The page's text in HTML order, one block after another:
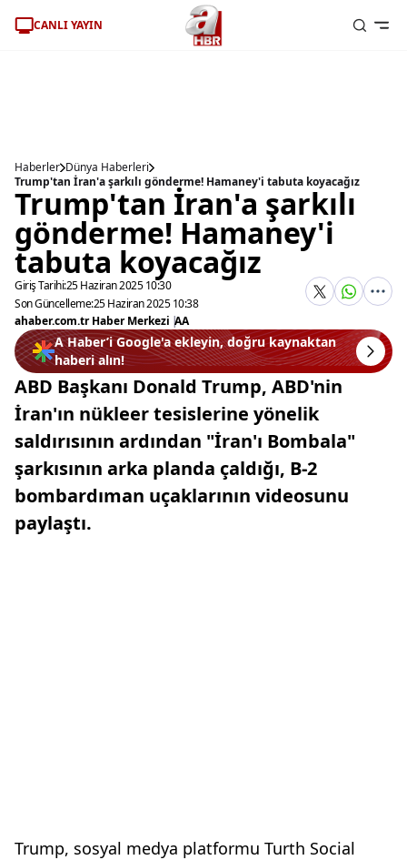
CANLI YAYIN
Haberler Dünya Haberleri
Trump'tan İran'a şarkılı gönderme! Hamaney'i tabuta koyacağız
Trump'tan İran'a şarkılı
gönderme! Hamaney'i
tabuta koyacağız
Giriş Tarihi:25 Haziran 2025 10:30
Son Güncelleme:25 Haziran 2025 10:38
ahaber.com.tr Haber Merkezi |AA
A Haber’i Google'a ekleyin, doğru kaynaktan
haberi alın!
ABD Başkanı Donald Trump, ABD'nin
İran'ın nükleer tesislerine yönelik
saldırısının ardından "İran'ı Bombala"
şarkısının arka planda çaldığı, B-2
bombardıman uçaklarının videosunu
paylaştı.
Trump, sosyal medya platformu Turth Social